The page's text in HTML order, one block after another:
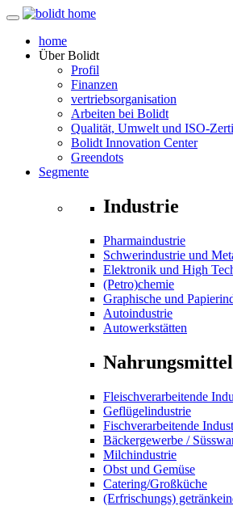
home
ÜberBolidt
Profil
Finanzen
vertriebsorganisation
Arbeiten bei Bolidt
Qualität, Umwelt und ISO-
Bolidt Innovation Center
Greendots
Segmente
Industrie
Pharmaindustrie
Schwerindustrie und
Elektronik und High
(Petro)chemie
Graphische und
Autoindustrie
Autowerkstätten
Nahrungsmittel
Fleischverarbeitende
Geflügelindustrie
Fischverarbeitende
Bäckergewerbe /
Milchindustrie
Obst und Gemüse
Catering/Großküche
(Erfrischungs)